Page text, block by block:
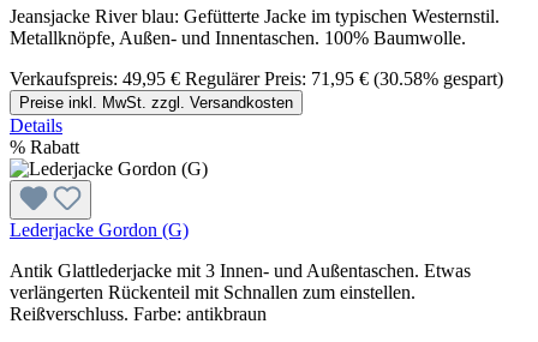
Jeansjacke River blau: Gefütterte Jacke im typischen Westernstil.
Metallknöpfe, Außen- und Innentaschen. 100% Baumwolle.
Verkaufspreis: 49,95 € Regulärer Preis: 71,95 € (30.58% gespart)
Preise inkl. MwSt. zzgl. Versandkosten
Details
% Rabatt
Lederjacke Gordon (G)
Antik Glattlederjacke mit 3 Innen- und Außentaschen. Etwas
verlängerten Rückenteil mit Schnallen zum einstellen.
Reißverschluss. Farbe: antikbraun